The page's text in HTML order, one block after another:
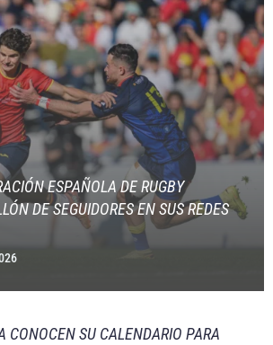
ESPAÑOLA DE RUGBY
DE SEGUIDORES EN SUS REDES
CONOCEN SU CALENDARIO PARA